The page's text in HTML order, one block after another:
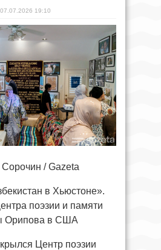
07.07.2026 19:10
/ Gazeta
в Хьюстоне».
поэзии и памяти
Орипова в США
Центр поэзии